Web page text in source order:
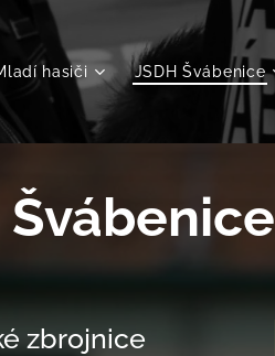
hasiči JSDH Švábenice
Švábenice
zbrojnice